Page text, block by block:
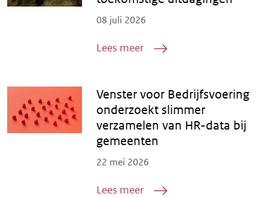
Posted on
08 juli 2026
Lees meer
Venster voor Bedrijfsvoering
onderzoekt slimmer
verzamelen van HR-data bij
gemeenten
Posted on
22 mei 2026
Lees meer